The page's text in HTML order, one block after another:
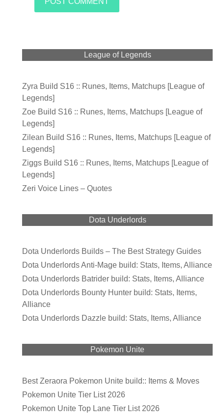
League of Legends
Zyra Build S16 :: Runes, Items, Matchups [League of
Legends]
Zoe Build S16 :: Runes, Items, Matchups [League of
Legends]
Zilean Build S16 :: Runes, Items, Matchups [League of
Legends]
Ziggs Build S16 :: Runes, Items, Matchups [League of
Legends]
Zeri Voice Lines – Quotes
Dota Underlords
Dota Underlords Builds – The Best Strategy Guides
Dota Underlords Anti-Mage build: Stats, Items, Alliance
Dota Underlords Batrider build: Stats, Items, Alliance
Dota Underlords Bounty Hunter build: Stats, Items,
Alliance
Dota Underlords Dazzle build: Stats, Items, Alliance
Pokemon Unite
Best Zeraora Pokemon Unite build:: Items & Moves
Pokemon Unite Tier List 2026
Pokemon Unite Top Lane Tier List 2026